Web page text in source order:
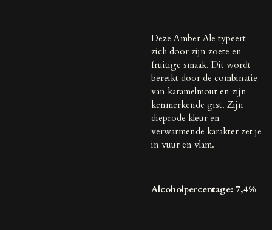
Deze Amber Ale typeert
zich door zijn zoete en
fruitige smaak. Dit wordt
bereikt door de combinatie
van karamelmout en zijn
kenmerkende gist. Zijn
dieprode kleur en
verwarmende karakter zet je
in vuur en vlam.
Alcoholpercentage: 7,4%